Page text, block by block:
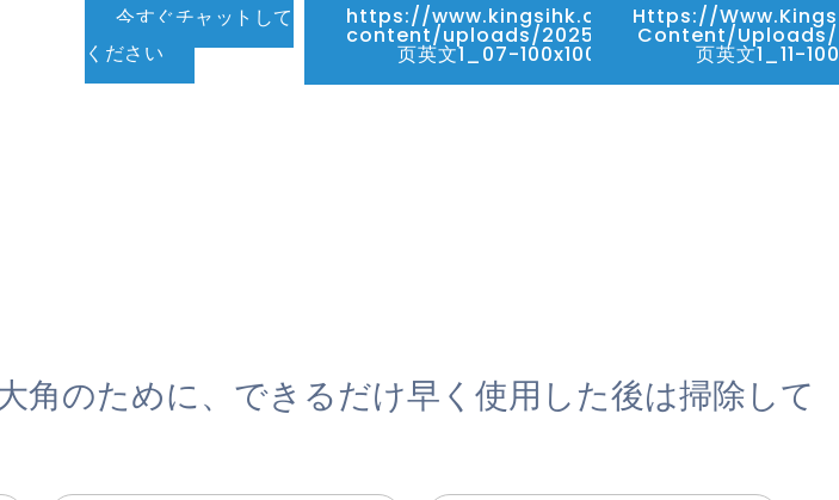
今すぐチャットして
ください
https://www.kingsihk.com/wp-
content/uploads/2025/03/详情
页英文1_07-100x100.gif
Https://
Content/uploads/
页英文1_11-
角のために、できるだけ早く使用した後は掃除して